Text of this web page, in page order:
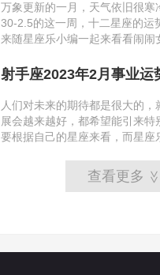
万象更新的一月，天气依旧很寒
30-2.5的这一周，十二星座的运
来随星座乐小编一起来看看闹闹
射手座2023年2月事业运
人们对未来的期待都是很大的
展会越来越好，都希望能引来
要根据自己的星座来看，而星
查看更多 >>